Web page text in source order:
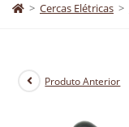
> Cercas Elétricas >
Produto Anterior